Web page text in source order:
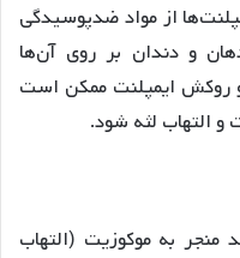
از مواد ضدپوسیدگی
و دندان بر روی آن‌ها
و روکش ایمپلنت ممکن است
و التهاب لثه شود.
به موکوزیت (التهاب